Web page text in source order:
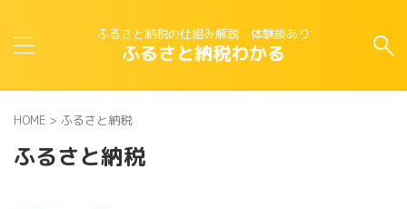
ふるさと納税の仕組み解説・体験談あり
ふるさと納税わかる
HOME > ふるさと納税
ふるさと納税